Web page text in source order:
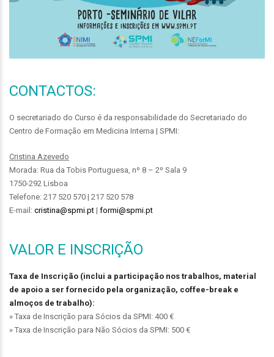
CONTACTOS:
O secretariado do Curso é da responsabilidade do Secretariado do
Centro de Formação em Medicina Interna | SPMI:
Cristina Azevedo
Morada: Rua da Tobis Portuguesa, nº 8 – 2º Sala 9
1750-292 Lisboa
Telefone: 217 520 570 | 217 520 578
E-mail: cristina@spmi.pt | formi@spmi.pt
VALOR E INSCRIÇÃO
Taxa de Inscrição (inclui a participação nos trabalhos, material
de apoio a ser fornecido pela organização, coffee-break e
almoços de trabalho):
» Taxa de Inscrição para Sócios da SPMI: 400 €
» Taxa de Inscrição para Não Sócios da SPMI: 500 €